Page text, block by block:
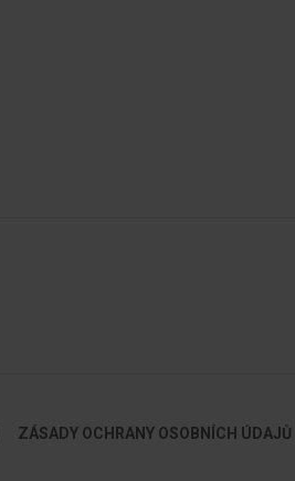
ZÁSADY OCHRANY OSOBNÍCH ÚDAJŮ